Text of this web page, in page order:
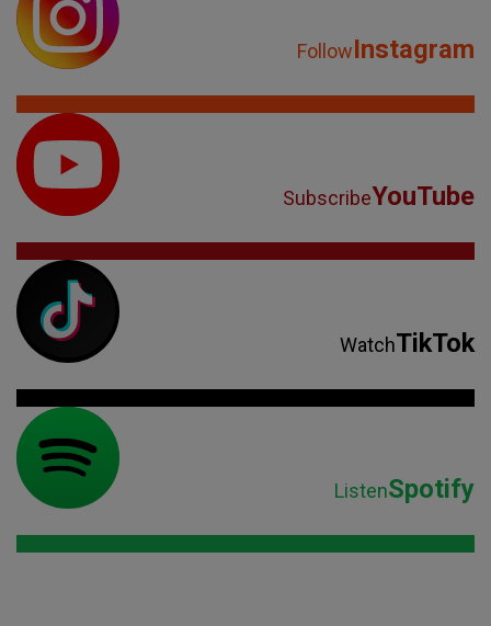
FollowInstagram
SubscribeYouTube
WatchTikTok
ListenSpotify